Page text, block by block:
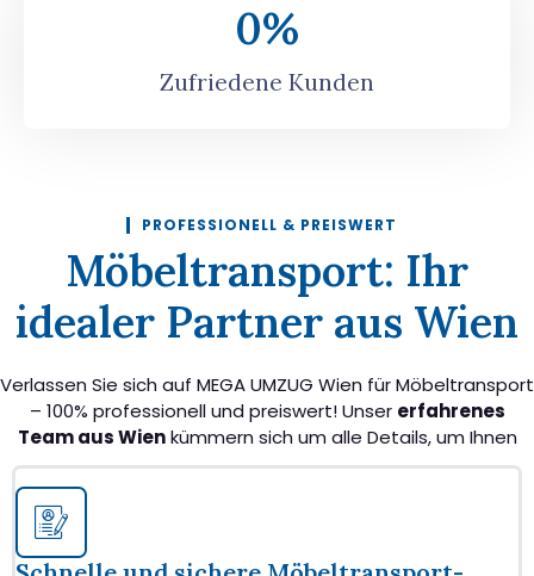
Zufriedene Kunden
0%
PROFESSIONELL & PREISWERT
Möbeltransport: Ihr
idealer Partner aus Wien
Verlassen Sie sich auf MEGA UMZUG Wien für Möbeltransport
– 100% professionell und preiswert! Unser erfahrenes
Team aus Wienkümmern sich um alle Details, um Ihnen
einen nahtlosen Transport zu ermöglichen.